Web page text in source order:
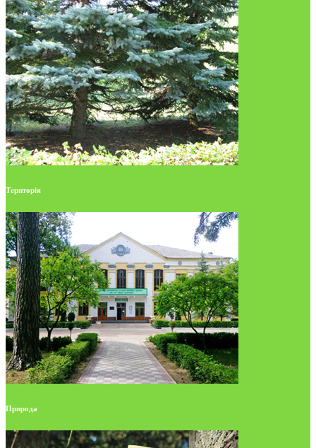
Територія
Природа